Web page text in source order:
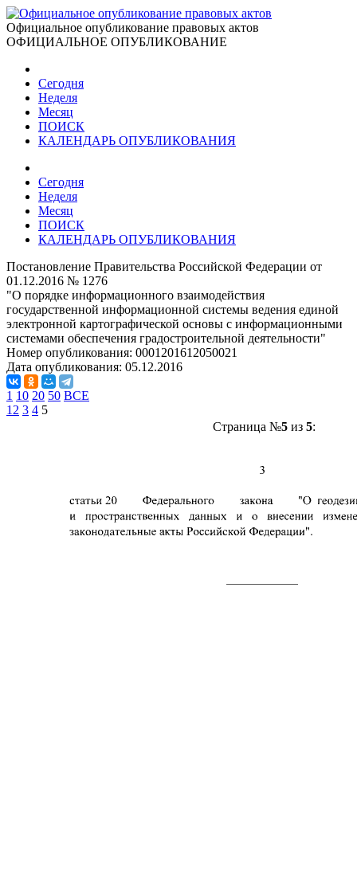
Официальное опубликование правовых актов
ОФИЦИАЛЬНОЕ ОПУБЛИКОВАНИЕ
Сегодня
Неделя
Месяц
ПОИСК
КАЛЕНДАРЬ ОПУБЛИКОВАНИЯ
Сегодня
Неделя
Месяц
ПОИСК
КАЛЕНДАРЬ ОПУБЛИКОВАНИЯ
Постановление Правительства Российской Федерации от
01.12.2016 № 1276
"О порядке информационного взаимодействия
государственной информационной системы ведения единой
электронной картографической основы с информационными
системами обеспечения градостроительной деятельности"
Номер опубликования: 0001201612050021
Дата опубликования: 05.12.2016
1 10 20 50 ВСЕ
1 2 3 4 5
Страница №5из 5: